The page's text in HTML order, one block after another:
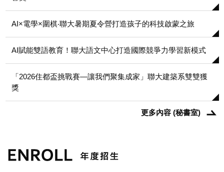
AI×電學×圍棋‧聯大暑期夏令營打造孩子的科技啟蒙之旅
AI賦能雙語教育！聯大語文中心打造國際競爭力學習新模式
「2026住都盃挑戰賽—讓我們聚集成家」聯大建築系雙雙獲
獎
更多內容 (秘書室)